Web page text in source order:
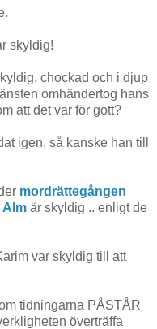
skyldig!
chockad och i djup
omhändertog hans
att det var för gott?
igen, så kanske han till
mordrättegången
Alm är skyldig .. enligt de
var skyldig till att
tidningarna PÅSTÅR
överträffa